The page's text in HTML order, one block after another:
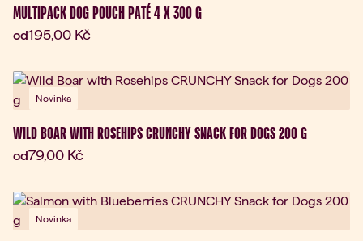
MULTIPACK DOG POUCH PATÉ 4 X 300 G
odAktuální cena:
195,00 Kč
Novinka
WILD BOAR WITH ROSEHIPS CRUNCHY SNACK FOR DOGS 200 G
odAktuální cena:
79,00 Kč
Novinka